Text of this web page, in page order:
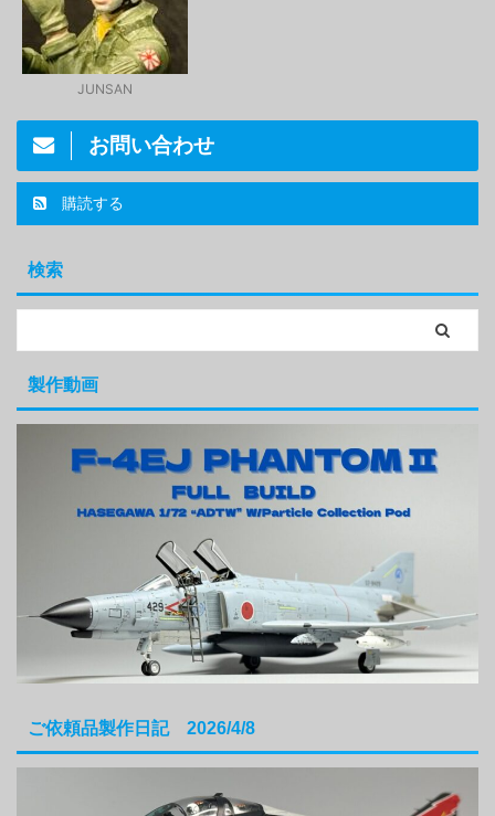
JUNSAN
お問い合わせ
購読する
検索
製作動画
ご依頼品製作日記 2026/4/8